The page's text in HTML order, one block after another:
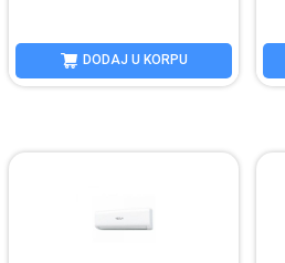
DODAJ U KORPU